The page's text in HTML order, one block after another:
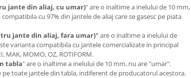
jante din aliaj, cu umar)" are o inaltime a inelului de 10 mm,
cu 97% din jantele de aliaj care se gasesc pe piata
jante din aliaj, fara umar)"are o inaltime a inelului de
varianta compatibila cu jantele comercializate in principal
MAK, MOMO, OZ, ROTIFORM.
tabla" are o inaltime a inelului de 10 mm, nu are "umar".
toate jantele din tabla, indiferent de producatorul acestora.